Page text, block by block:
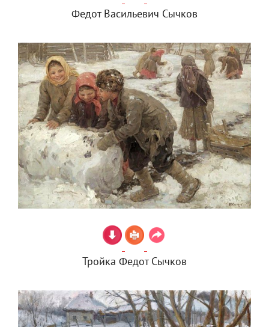
Федот Васильевич Сычков
Тройка Федот Сычков